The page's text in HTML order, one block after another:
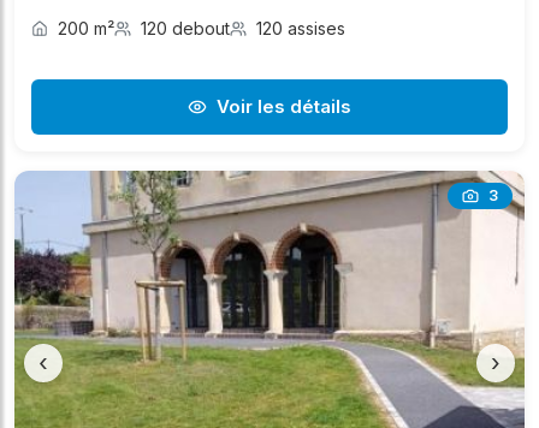
200 m² 120 debout 120 assises
Voir les détails
3
‹ ›